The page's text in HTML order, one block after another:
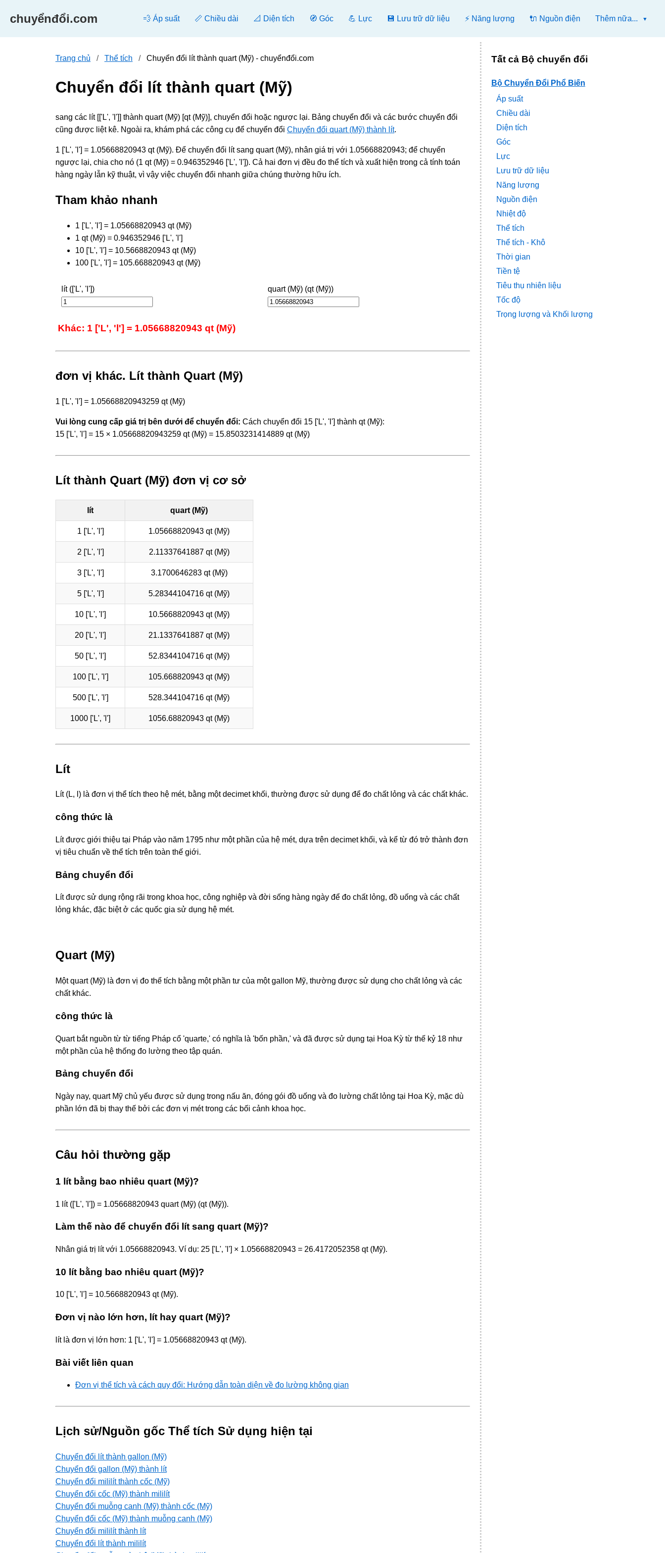
chuyểnđổi.com 💨 Áp suất 📏 Chiều dài 📐 Diện tích 🧭 Góc 💪 Lực 💾 Lưu trữ dữ liệu ⚡ Năng lượng 🔌 Nguồn điện Thêm nữa...
Trang chủ Thể tích Chuyển đổi lít thành quart (Mỹ) - chuyểnđổi.com
Chuyển đổi lít thành quart (Mỹ)
sang các lít [['L', 'l']] thành quart (Mỹ) [qt (Mỹ)], chuyển đổi hoặc ngược lại. Bảng chuyển đổi và các bước chuyển đổi
cũng được liệt kê. Ngoài ra, khám phá các công cụ để chuyển đổi Chuyển đổi quart (Mỹ) thành lít.
1 ['L', 'l'] = 1.05668820943 qt (Mỹ). Để chuyển đổi lít sang quart (Mỹ), nhân giá trị với 1.05668820943; để chuyển
ngược lại, chia cho nó (1 qt (Mỹ) = 0.946352946 ['L', 'l']). Cả hai đơn vị đều đo thể tích và xuất hiện trong cả tính toán
hàng ngày lẫn kỹ thuật, vì vậy việc chuyển đổi nhanh giữa chúng thường hữu ích.
Tham khảo nhanh
1 ['L', 'l'] = 1.05668820943 qt (Mỹ)
1 qt (Mỹ) = 0.946352946 ['L', 'l']
10 ['L', 'l'] = 10.5668820943 qt (Mỹ)
100 ['L', 'l'] = 105.668820943 qt (Mỹ)
lít (['L', 'l']) quart (Mỹ) (qt (Mỹ))
Khác: 1 ['L', 'l'] = 1.05668820943 qt (Mỹ)
đơn vị khác. Lít thành Quart (Mỹ)
1 ['L', 'l'] = 1.05668820943259 qt (Mỹ)
Vui lòng cung cấp giá trị bên dưới để chuyển đổi: Cách chuyển đổi 15 ['L', 'l'] thành qt (Mỹ):
15 ['L', 'l'] = 15 × 1.05668820943259 qt (Mỹ) = 15.8503231414889 qt (Mỹ)
Lít thành Quart (Mỹ) đơn vị cơ sở
lít quart (Mỹ)
1 ['L', 'l'] 1.05668820943 qt (Mỹ)
2 ['L', 'l'] 2.11337641887 qt (Mỹ)
3 ['L', 'l'] 3.1700646283 qt (Mỹ)
5 ['L', 'l'] 5.28344104716 qt (Mỹ)
10 ['L', 'l'] 10.5668820943 qt (Mỹ)
20 ['L', 'l'] 21.1337641887 qt (Mỹ)
50 ['L', 'l'] 52.8344104716 qt (Mỹ)
100 ['L', 'l'] 105.668820943 qt (Mỹ)
500 ['L', 'l'] 528.344104716 qt (Mỹ)
1000 ['L', 'l'] 1056.68820943 qt (Mỹ)
Lít
Lít (L, l) là đơn vị thể tích theo hệ mét, bằng một decimet khối, thường được sử dụng để đo chất lỏng và các chất khác.
công thức là
Lít được giới thiệu tại Pháp vào năm 1795 như một phần của hệ mét, dựa trên decimet khối, và kể từ đó trở thành đơn
vị tiêu chuẩn về thể tích trên toàn thế giới.
Bảng chuyển đổi
Lít được sử dụng rộng rãi trong khoa học, công nghiệp và đời sống hàng ngày để đo chất lỏng, đồ uống và các chất
lỏng khác, đặc biệt ở các quốc gia sử dụng hệ mét.
Quart (Mỹ)
Một quart (Mỹ) là đơn vị đo thể tích bằng một phần tư của một gallon Mỹ, thường được sử dụng cho chất lỏng và các
chất khác.
công thức là
Quart bắt nguồn từ từ tiếng Pháp cổ 'quarte,' có nghĩa là 'bốn phần,' và đã được sử dụng tại Hoa Kỳ từ thế kỷ 18 như
một phần của hệ thống đo lường theo tập quán.
Bảng chuyển đổi
Ngày nay, quart Mỹ chủ yếu được sử dụng trong nấu ăn, đóng gói đồ uống và đo lường chất lỏng tại Hoa Kỳ, mặc dù
phần lớn đã bị thay thế bởi các đơn vị mét trong các bối cảnh khoa học.
Câu hỏi thường gặp
1 lít bằng bao nhiêu quart (Mỹ)?
1 lít (['L', 'l']) = 1.05668820943 quart (Mỹ) (qt (Mỹ)).
Làm thế nào để chuyển đổi lít sang quart (Mỹ)?
Nhân giá trị lít với 1.05668820943. Ví dụ: 25 ['L', 'l'] × 1.05668820943 = 26.4172052358 qt (Mỹ).
10 lít bằng bao nhiêu quart (Mỹ)?
10 ['L', 'l'] = 10.5668820943 qt (Mỹ).
Đơn vị nào lớn hơn, lít hay quart (Mỹ)?
lít là đơn vị lớn hơn: 1 ['L', 'l'] = 1.05668820943 qt (Mỹ).
Bài viết liên quan
Đơn vị thể tích và cách quy đổi: Hướng dẫn toàn diện về đo lường không gian
Lịch sử/Nguồn gốc Thể tích Sử dụng hiện tại
Chuyển đổi lít thành gallon (Mỹ)
Chuyển đổi gallon (Mỹ) thành lít
Chuyển đổi mililít thành cốc (Mỹ)
Chuyển đổi cốc (Mỹ) thành mililít
Chuyển đổi muỗng canh (Mỹ) thành cốc (Mỹ)
Chuyển đổi cốc (Mỹ) thành muỗng canh (Mỹ)
Chuyển đổi mililít thành lít
Chuyển đổi lít thành mililít
Tất cả Bộ chuyển đổi
Bộ Chuyển Đổi Phổ Biến
Áp suất
Chiều dài
Diện tích
Góc
Lực
Lưu trữ dữ liệu
Năng lượng
Nguồn điện
Nhiệt độ
Thể tích
Thể tích - Khô
Thời gian
Tiền tệ
Tiêu thụ nhiên liệu
Tốc độ
Trọng lượng và Khối lượng